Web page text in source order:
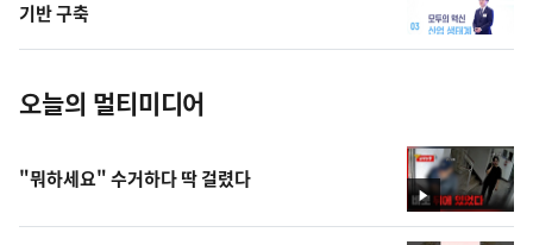
진
기반 구축
오늘의 멀티미디어
영
상
"뭐하세요" 수거하다 딱 걸렸다